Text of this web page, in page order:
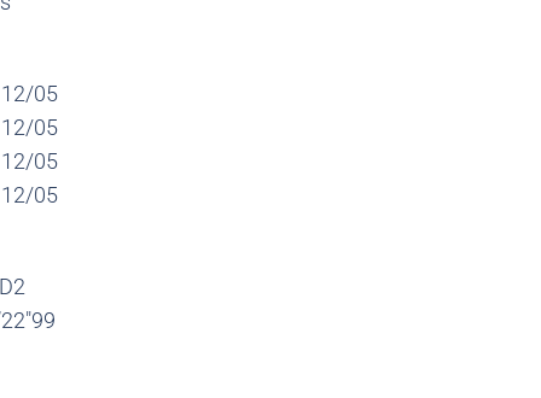
12/05
12/05
12/05
12/05
D2